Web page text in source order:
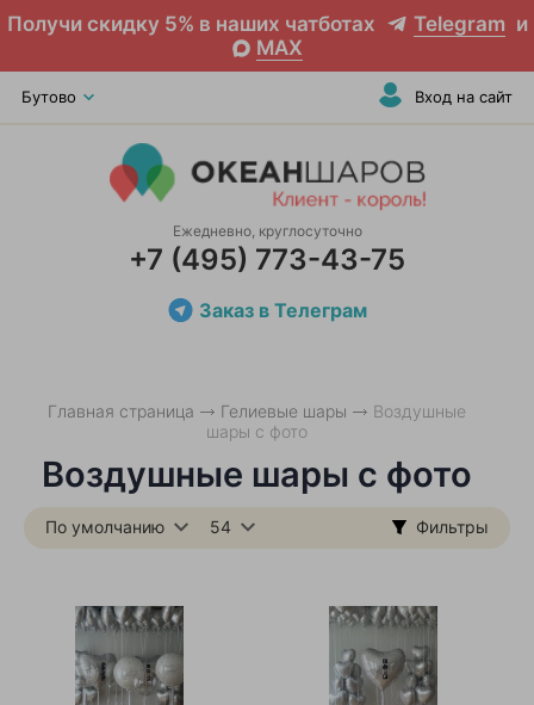
Получи скидку 5% в наших чатботах Telegram и
MAX
Бутово Вход на сайт
Ежедневно, круглосуточно
+7 (495) 773-43-75
Заказ в Телеграм
Главная страница Гелиевые шары
Воздушные
шары с фото
Воздушные шары с фото
Фильтры
По умолчанию 54